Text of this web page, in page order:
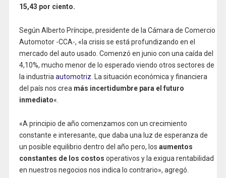
15,43 por ciento.
Según Alberto Príncipe, presidente de la Cámara de Comercio
Automotor -CCA-, «la crisis se está profundizando en el
mercado del auto usado. Comenzó en junio con una caída del
4,10%, mucho menor de lo esperado viendo otros sectores de
la industria automotriz . La situación económica y financiera
del país nos crea más incertidumbre para el futuro
inmediato«.
«A principio de año comenzamos con un crecimiento
constante e interesante, que daba una luz de esperanza de
un posible equilibrio dentro del año pero, los aumentos
constantes de los costos operativos y la exigua rentabilidad
en nuestros negocios nos indica lo contrario», agregó.